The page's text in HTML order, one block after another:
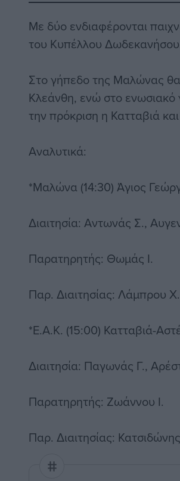
Με δύο ενδιαφέρονται
του Κυπέλλου
Στο γήπεδο της Μαλώνας θα
Κλεάνθη, ενώ στο ενωσιακό
την πρόκριση η Κατταβιά
Αναλυτικά:
*Μαλώνα (14:30) Άγιος
Διαιτησία: Αντωνάς Σ.,
Παρατηρητής: Θωμάς Ι.
Παρ. Διαιτησίας: Λάμπρου Χ.
*Ε.Α.Κ. (15:00) Κατταβιά-
Διαιτησία: Παγωνάς Γ.,
Παρατηρητής: Ζωάννου Ι.
Παρ. Διαιτησίας: